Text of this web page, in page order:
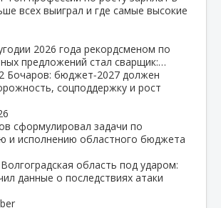
всех выиграл и где самые высокие
2026 года рекордсменом по
предложений стал сварщик:…
Бочаров: бюджет‑2027 должен
соцподдержку и рост
сформулировал задачи по
и исполнению областного бюджета
Волгоградская область под ударом:
данные о последствиях атаки